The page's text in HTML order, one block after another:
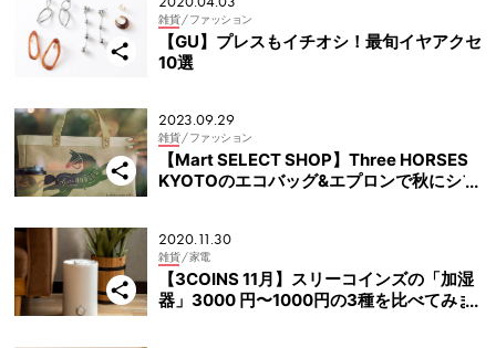
雑貨 / ファッション
【GU】プレスもイチオシ！最旬イヤアクセ
10選
2023.09.29
雑貨 / ファッション
【Mart SELECT SHOP】Three HORSES
KYOTOのエコバッグ&エプロンで秋にシフ
2020.11.30
雑貨 / 家電
【3COINS 11月】スリーコインズの「加湿
器」3000 円〜1000円の3種を比べてみま